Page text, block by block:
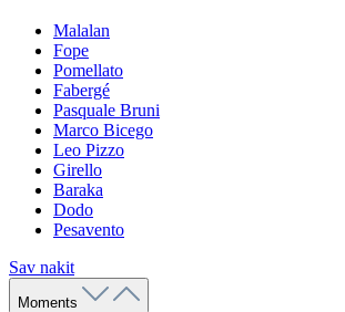
Malalan
Fope
Pomellato
Fabergé
Pasquale Bruni
Marco Bicego
Leo Pizzo
Girello
Baraka
Dodo
Pesavento
Sav nakit
Moments